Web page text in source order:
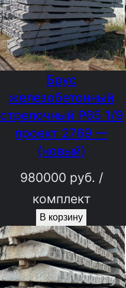
Брус
железобетонный
стрелочный Р65 1/9
проект 2769 —
(новый)
980000 руб. /
комплект
В корзину